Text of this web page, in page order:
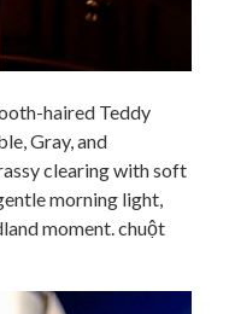
haired Teddy
Gray, and
clearing with soft
morning light,
moment. chuột